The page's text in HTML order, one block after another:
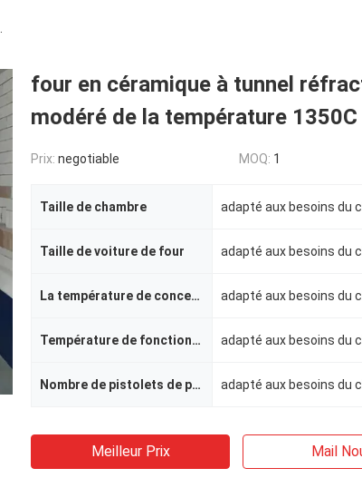
four en céramique à tunnel
modéré de la température 1350C
Prix: negotiable MOQ: 1
Taille de chambre adapté aux besoins du
Taille de voiture de four adapté aux besoins du
La température de conception adapté aux besoins du
Température de fonctionnement adapté aux besoins du
Nombre de pistolets de pulvérisation adapté aux besoins du
Meilleur Prix Mail